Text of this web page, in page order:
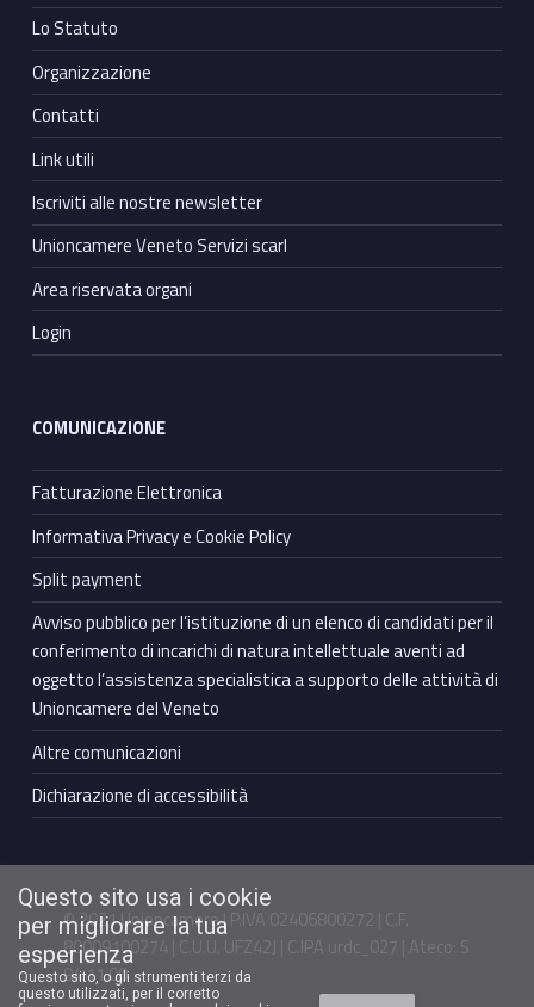
Lo Statuto
Organizzazione
Contatti
Link utili
Iscriviti alle nostre newsletter
Unioncamere Veneto Servizi scarl
Area riservata organi
Login
COMUNICAZIONE
Fatturazione Elettronica
Informativa Privacy e Cookie Policy
Split payment
Avviso pubblico per l’istituzione di un elenco di candidati per il
conferimento di incarichi di natura intellettuale aventi ad
oggetto l’assistenza specialistica a supporto delle attività di
Unioncamere del Veneto
Altre comunicazioni
Dichiarazione di accessibilità
© 2021 Unioncamere | P.IVA 02406800272 | C.F.
80009100274 | C.U.U. UFZ42J | C.IPA urdc_027 | Ateco: S
94.11.00
Questo sito usa i cookie
per migliorare la tua
esperienza
Questo sito, o gli strumenti terzi da
questo utilizzati, per il corretto